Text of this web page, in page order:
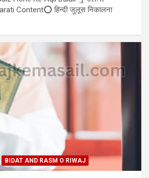
Content⭕ हिन्दी जुलूस निकालना
BIDAT AND RASM O RIWAJ